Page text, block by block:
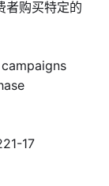
者购买特定的
17